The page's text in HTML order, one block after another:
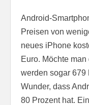
Android-
Preisen von
neues iPhone
Euro. Möchte
werden sogar 679
Wunder, dass
80 Prozent hat.